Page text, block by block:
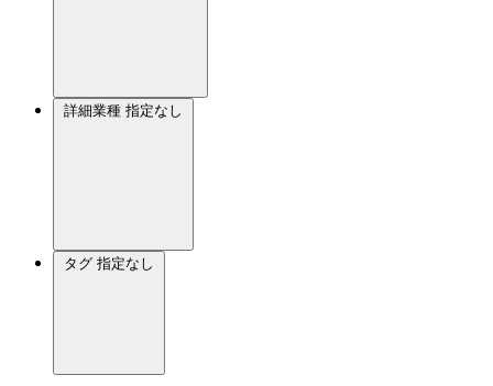
詳細業種 指定なし
タグ 指定なし